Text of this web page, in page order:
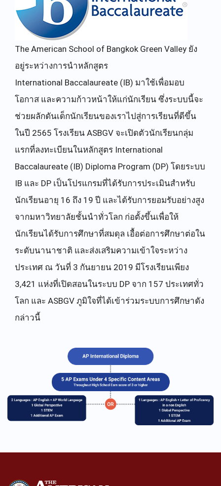
The American School of Bangkok Green Valley ยัง
อยู่ระหว่างการนำหลักสูตร
International Baccalaureate (IB) มาใช้เพื่อมอบ
โอกาส และความก้าวหน้าให้แก่นักเรียน ซึ่งระบบนี้จะ
ช่วยผลักดันเด็กนักเรียนของเราไปสู่การเรียนที่ดีขึ้น
ในปี 2565 โรงเรียน ASBGV จะเปิดตัวนักเรียนกลุ่ม
แรกที่ลงทะเบียนในหลักสูตร International
Baccalaureate (IB) Diploma Program (DP) โดยระบบ
IB และ DP เป็นโปรแกรมที่ได้รับการประเมินสำหรับ
นักเรียนอายุ 16 ถึง 19 ปี และได้รับการยอมรับอย่างสูง
จากมหาวิทยาลัยชั้นนำทั่วโลก ก่อตั้งขึ้นเพื่อให้
นักเรียนได้รับการศึกษาที่สมดุล เอื้อต่อการศึกษาต่อใน
ระดับนานาชาติ และส่งเสริมความเข้าใจระหว่าง
ประเทศ ณ วันที่ 3 กันยายน 2019 มีโรงเรียนเพียง
3,421 แห่งที่เปิดสอนในระบบ DP จาก 157 ประเทศทั่ว
โลก และ ASBGV ภูมิใจที่ได้เข้าร่วมระบบการศึกษาดัง
กล่าวนี้